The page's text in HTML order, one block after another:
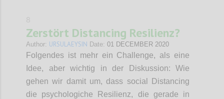
Zerstört Distancing Resilienz?
Author: URSULAEYSIN Date: 01 DECEMBER 2020
Folgendes ist mehr ein Challenge, als eine
Idee, aber wichtig in der Diskussion: Wie
gehen wir damit um, dass social Distancing
die psychologiche Resilienz, die gerade in